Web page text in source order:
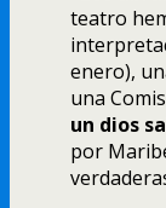
teatro
enero),
una
un dios
por